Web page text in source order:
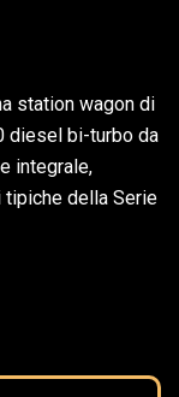
station wagon di
diesel bi-turbo da
integrale,
della Serie